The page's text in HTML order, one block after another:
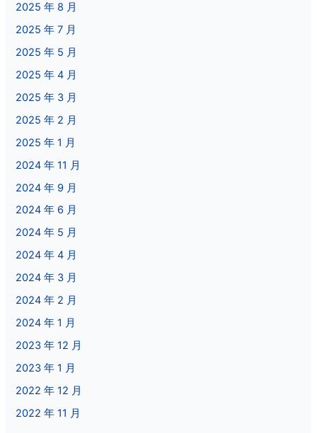
2025 年 8 月
2025 年 7 月
2025 年 5 月
2025 年 4 月
2025 年 3 月
2025 年 2 月
2025 年 1 月
2024 年 11 月
2024 年 9 月
2024 年 6 月
2024 年 5 月
2024 年 4 月
2024 年 3 月
2024 年 2 月
2024 年 1 月
2023 年 12 月
2023 年 1 月
2022 年 12 月
2022 年 11 月